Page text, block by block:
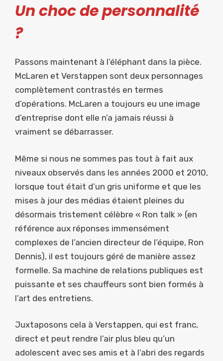
Un choc de personnalité
?
Passons maintenant à l’éléphant dans la pièce.
McLaren et Verstappen sont deux personnages
complètement contrastés en termes
d’opérations. McLaren a toujours eu une image
d’entreprise dont elle n’a jamais réussi à
vraiment se débarrasser.
Même si nous ne sommes pas tout à fait aux
niveaux observés dans les années 2000 et 2010,
lorsque tout était d’un gris uniforme et que les
mises à jour des médias étaient pleines du
désormais tristement célèbre « Ron talk » (en
référence aux réponses immensément
complexes de l’ancien directeur de l’équipe, Ron
Dennis), il est toujours géré de manière assez
formelle. Sa machine de relations publiques est
puissante et ses chauffeurs sont bien formés à
l’art des entretiens.
Juxtaposons cela à Verstappen, qui est franc,
direct et peut rendre l’air plus bleu qu’un
adolescent avec ses amis et à l’abri des regards